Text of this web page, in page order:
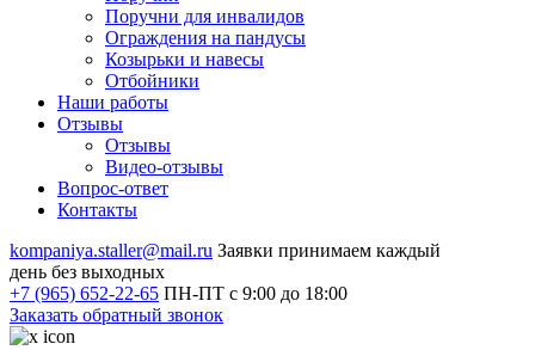
Поручни для инвалидов
Ограждения на пандусы
Козырьки и навесы
Отбойники
Наши работы
Отзывы
Отзывы
Видео-отзывы
Вопрос-ответ
Контакты
kompaniya.staller@mail.ru Заявки принимаем каждый
день без выходных
+7 (965) 652-22-65 ПН-ПТ с 9:00 до 18:00
Заказать обратный звонок